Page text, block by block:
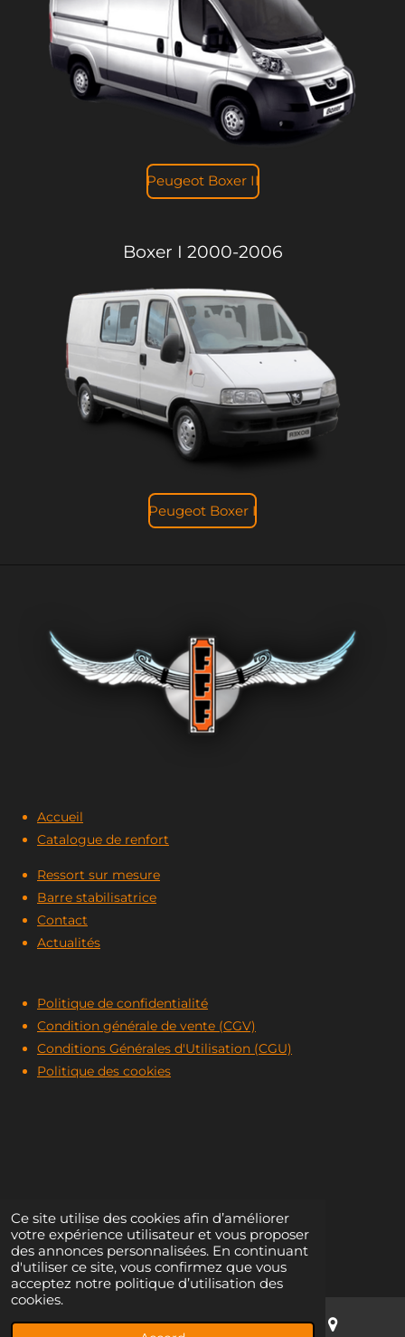
Ce site utilise des cookies afin d’améliorer
votre expérience utilisateur et vous proposer
des annonces personnalisées. En continuant
d'utiliser ce site, vous confirmez que vous
acceptez notre politique d’utilisation des
cookies.
Peugeot Boxer II
Boxer I 2000-2006
Peugeot Boxer I
Accueil
Catalogue de renfort
Ressort sur mesure
Barre stabilisatrice
Contact
Actualités
Politique de confidentialité
Condition générale de vente (CGV)
Conditions Générales d'Utilisation (CGU)
Politique des cookies
© 2024 Forges Filet & fils